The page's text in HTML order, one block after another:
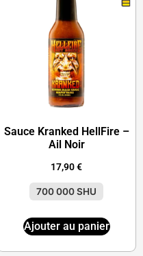
Sauce Kranked HellFire –
Ail Noir
17,90€
700 000 SHU
Ajouter au panier